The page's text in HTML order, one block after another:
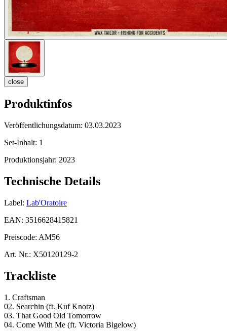
close
Produktinfos
Veröffentlichungsdatum: 03.03.2023
Set-Inhalt: 1
Produktionsjahr: 2023
Technische Details
Label: Lab'Oratoire
EAN: 3516628415821
Preiscode: AM56
Art. Nr.: X50120129-2
Trackliste
1. Craftsman
02. Searchin (ft. Kuf Knotz)
03. That Good Old Tomorrow
04. Come With Me (ft. Victoria Bigelow)